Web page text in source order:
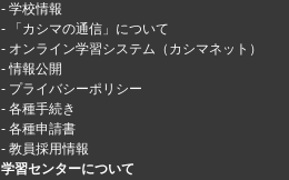
学校情報
「カシマの通信」について
オンライン学習システム（カシマネット）
情報公開
プライバシーポリシー
各種手続き
各種申請書
教員採用情報
学習センターについて